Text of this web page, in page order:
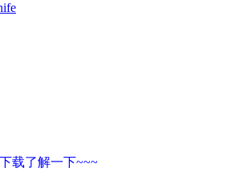
载了解一下~~~